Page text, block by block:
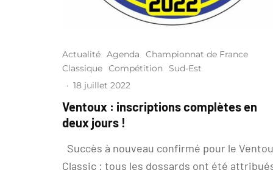
Actualité Agenda
Championnat de France
Classique Compétition
Sud-Est
· 18 juillet 2022
Ventoux : inscriptions complètes en
deux jours !
Succès à nouveau confirmé pour le
Classic : tous les dossards ont été